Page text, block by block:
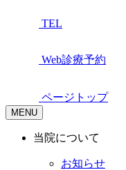
TEL
Web診療予約
ページトップ
MENU
当院について
お知らせ